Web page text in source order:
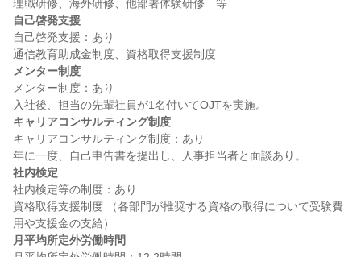
自己啓発支援
自己啓発支援：あり
メンター制度
メンター制度：あり
キャリアコンサルティング制度
キャリアコンサルティング制度：あり
社内検定
社内検定等の制度：あり
資格取得支援制度 （各部門が推奨する資格の取得について受験費
月平均所定外労働時間